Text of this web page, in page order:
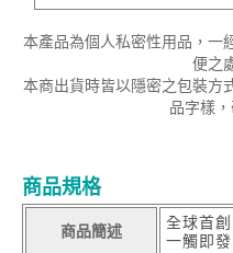
本產品為個人私密性用品，一
便之
本商出貨時皆以隱密之包裝方
品字樣
商品規格
商品簡述
全球首
一觸即發